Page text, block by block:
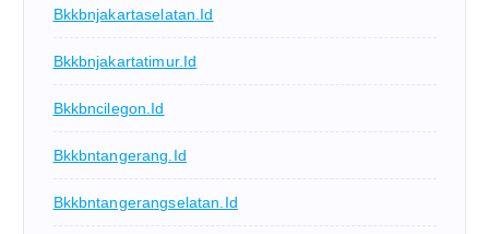
Bkkbnjakartaselatan.id
Bkkbnjakartatimur.id
Bkkbncilegon.id
Bkkbntangerang.id
Bkkbntangerangselatan.id